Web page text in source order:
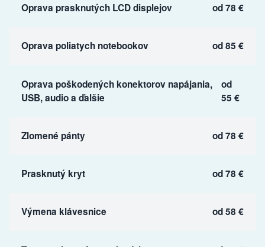
Oprava prasknutých LCD displejov od 78 €
Oprava poliatych notebookov od 85 €
Oprava poškodených konektorov napájania,
USB, audio a ďalšie
od
55 €
Zlomené pánty od 78 €
Prasknutý kryt od 78 €
Výmena klávesnice od 58 €